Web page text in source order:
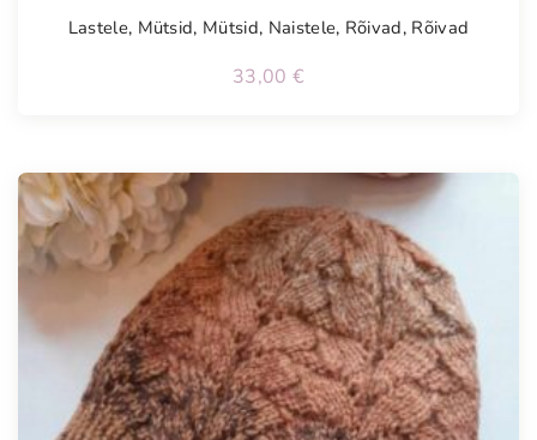
Lastele, Mütsid, Mütsid, Naistele, Rõivad, Rõivad
33,00 €